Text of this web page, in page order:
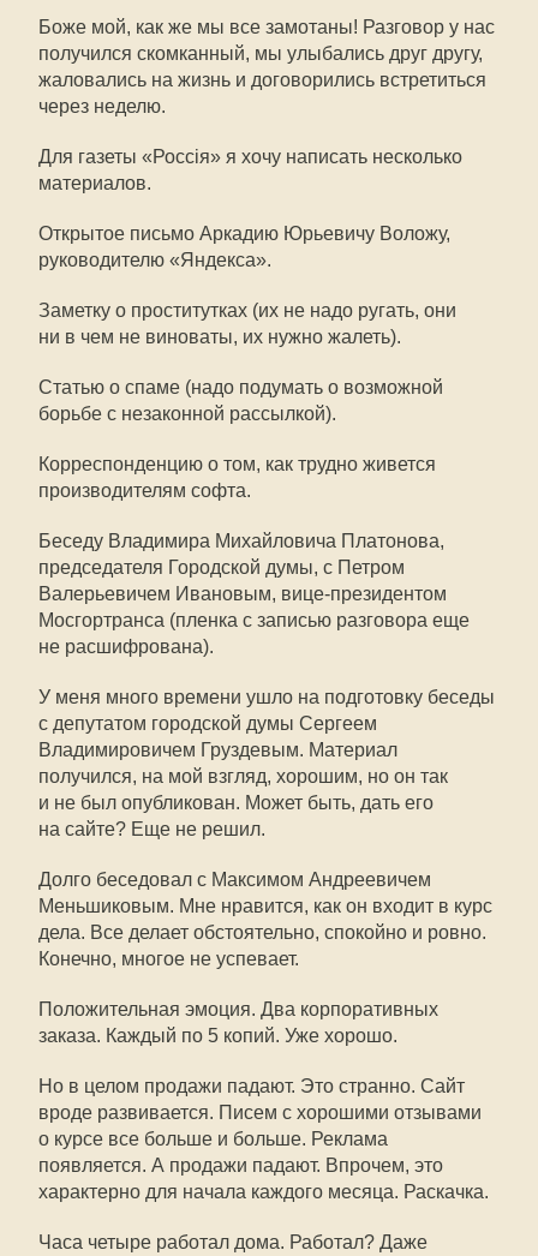
Боже мой, как же мы все замотаны! Разговор у нас
получился скомканный, мы улыбались друг другу,
жаловались на жизнь и договорились встретиться
через неделю.
Для газеты «Россiя» я хочу написать несколько
материалов.
Открытое письмо Аркадию Юрьевичу Воложу,
руководителю «Яндекса».
Заметку о проститутках (их не надо ругать, они
ни в чем не виноваты, их нужно жалеть).
Статью о спаме (надо подумать о возможной
борьбе с незаконной рассылкой).
Корреспонденцию о том, как трудно живется
производителям софта.
Беседу Владимира Михайловича Платонова,
председателя Городской думы, с Петром
Валерьевичем Ивановым, вице-президентом
Мосгортранса (пленка с записью разговора еще
не расшифрована).
У меня много времени ушло на подготовку беседы
с депутатом городской думы Сергеем
Владимировичем Груздевым. Материал
получился, на мой взгляд, хорошим, но он так
и не был опубликован. Может быть, дать его
на сайте? Еще не решил.
Долго беседовал с Максимом Андреевичем
Меньшиковым. Мне нравится, как он входит в курс
дела. Все делает обстоятельно, спокойно и ровно.
Конечно, многое не успевает.
Положительная эмоция. Два корпоративных
заказа. Каждый по 5 копий. Уже хорошо.
Но в целом продажи падают. Это странно. Сайт
вроде развивается. Писем с хорошими отзывами
о курсе все больше и больше. Реклама
появляется. А продажи падают. Впрочем, это
характерно для начала каждого месяца. Раскачка.
Часа четыре работал дома. Работал? Даже